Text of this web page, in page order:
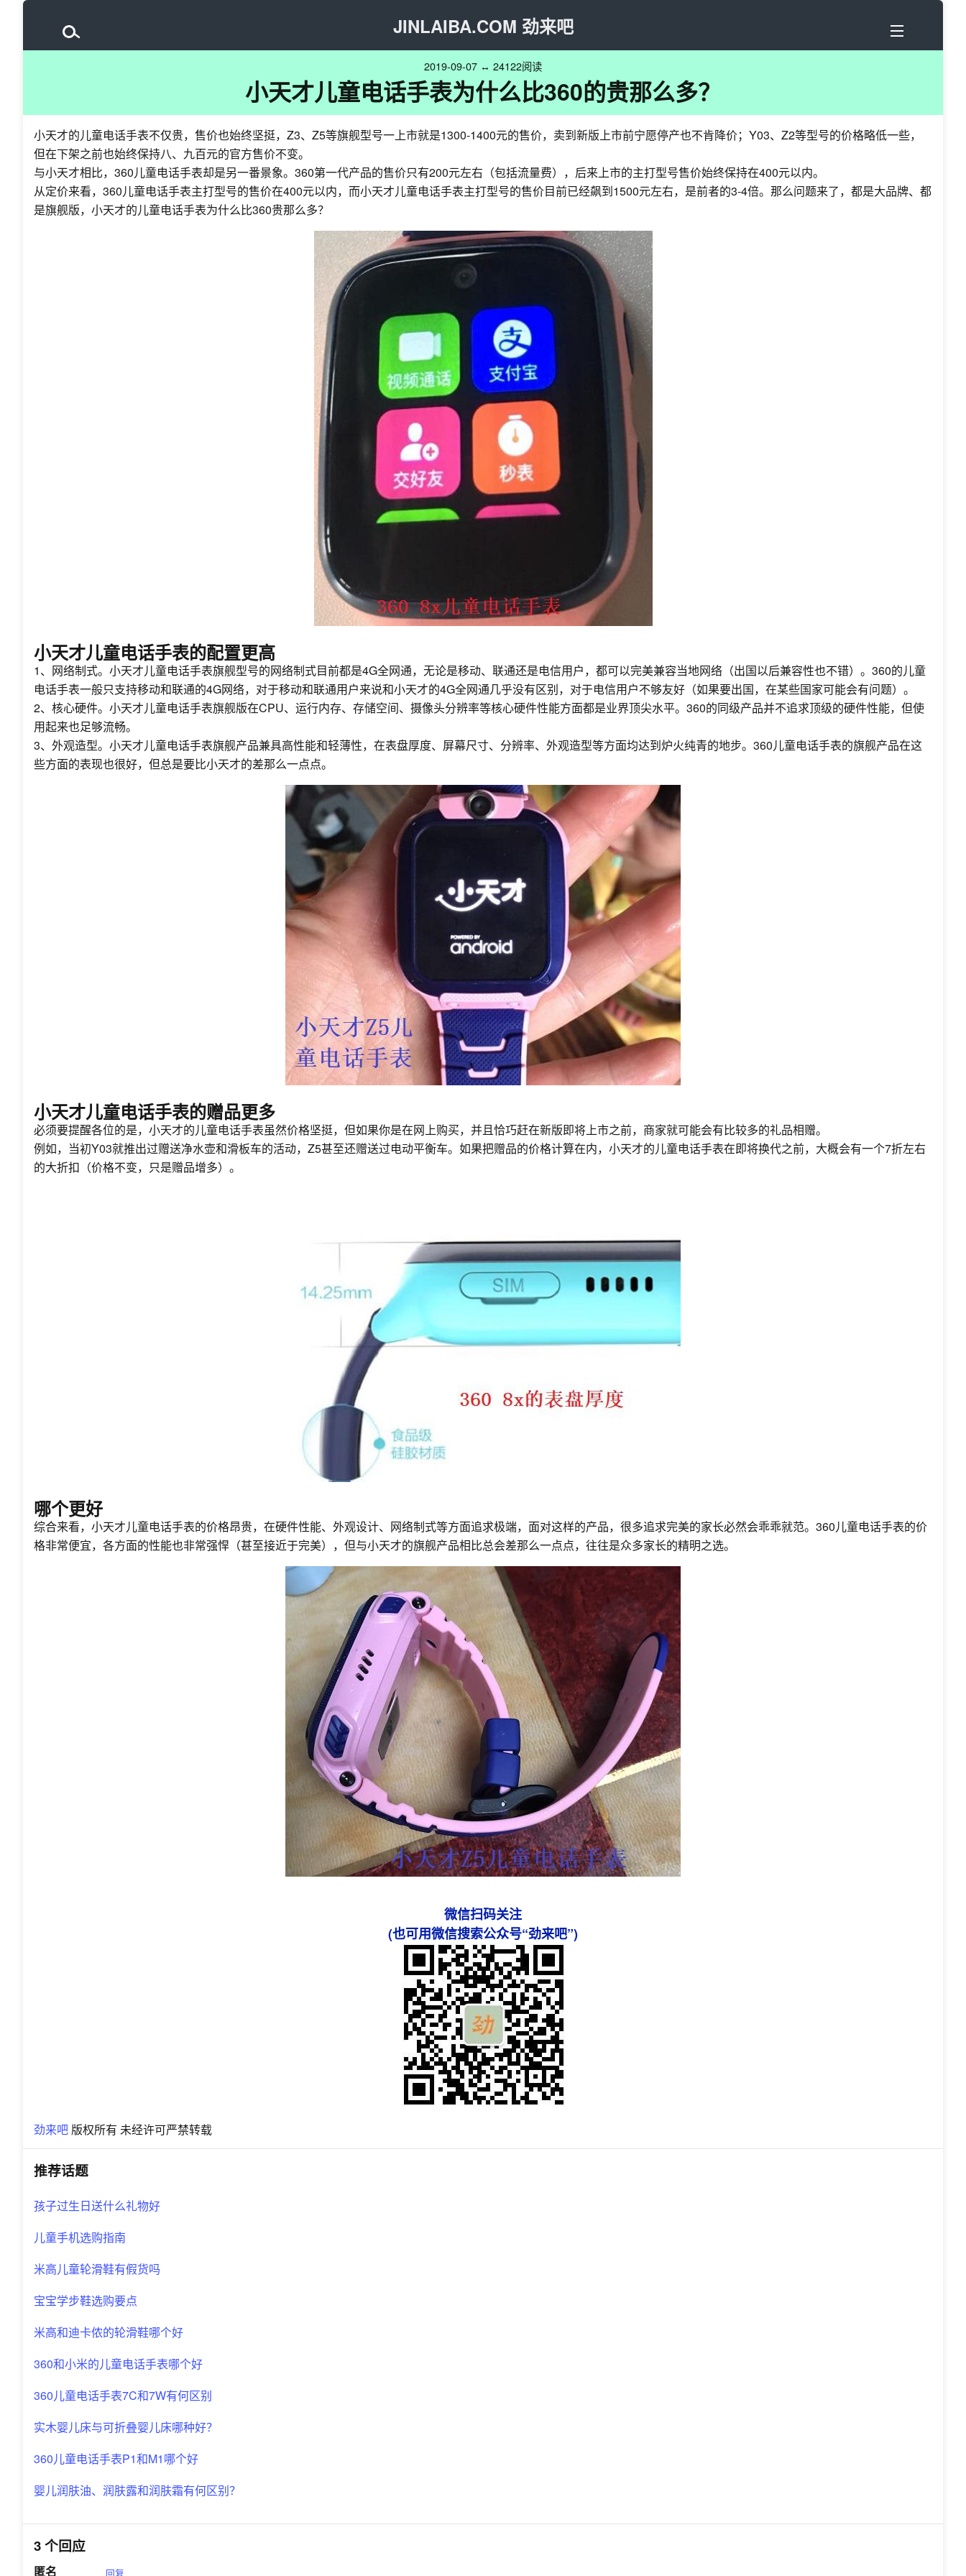
JINLAIBA.COM 劲来吧
2019-09-07 ↔ 24122阅读
小天才儿童电话手表为什么比360的贵那么多？
小天才的儿童电话手表不仅贵，售价也始终坚挺，Z3、Z5等旗舰型号一上市就是1300-1400元的售价，卖到新版上市前宁愿停产也不肯降价；Y03、Z2等型号的价格略低一些，
但在下架之前也始终保持八、九百元的官方售价不变。
与小天才相比，360儿童电话手表却是另一番景象。360第一代产品的售价只有200元左右（包括流量费），后来上市的主打型号售价始终保持在400元以内。
从定价来看，360儿童电话手表主打型号的售价在400元以内，而小天才儿童电话手表主打型号的售价目前已经飙到1500元左右，是前者的3-4倍。那么问题来了，都是大品牌、都
是旗舰版，小天才的儿童电话手表为什么比360贵那么多？
小天才儿童电话手表的配置更高
1、网络制式。小天才儿童电话手表旗舰型号的网络制式目前都是4G全网通，无论是移动、联通还是电信用户，都可以完美兼容当地网络（出国以后兼容性也不错）。360的儿童
电话手表一般只支持移动和联通的4G网络，对于移动和联通用户来说和小天才的4G全网通几乎没有区别，对于电信用户不够友好（如果要出国，在某些国家可能会有问题）。
2、核心硬件。小天才儿童电话手表旗舰版在CPU、运行内存、存储空间、摄像头分辨率等核心硬件性能方面都是业界顶尖水平。360的同级产品并不追求顶级的硬件性能，但使
用起来也足够流畅。
3、外观造型。小天才儿童电话手表旗舰产品兼具高性能和轻薄性，在表盘厚度、屏幕尺寸、分辨率、外观造型等方面均达到炉火纯青的地步。360儿童电话手表的旗舰产品在这
些方面的表现也很好，但总是要比小天才的差那么一点点。
小天才儿童电话手表的赠品更多
必须要提醒各位的是，小天才的儿童电话手表虽然价格坚挺，但如果你是在网上购买，并且恰巧赶在新版即将上市之前，商家就可能会有比较多的礼品相赠。
例如，当初Y03就推出过赠送净水壶和滑板车的活动，Z5甚至还赠送过电动平衡车。如果把赠品的价格计算在内，小天才的儿童电话手表在即将换代之前，大概会有一个7折左右
的大折扣（价格不变，只是赠品增多）。
哪个更好
综合来看，小天才儿童电话手表的价格昂贵，在硬件性能、外观设计、网络制式等方面追求极端，面对这样的产品，很多追求完美的家长必然会乖乖就范。360儿童电话手表的价
格非常便宜，各方面的性能也非常强悍（甚至接近于完美），但与小天才的旗舰产品相比总会差那么一点点，往往是众多家长的精明之选。
微信扫码关注
(也可用微信搜索公众号“劲来吧”)
劲来吧 版权所有 未经许可严禁转载
推荐话题
孩子过生日送什么礼物好
儿童手机选购指南
米高儿童轮滑鞋有假货吗
宝宝学步鞋选购要点
米高和迪卡侬的轮滑鞋哪个好
360和小米的儿童电话手表哪个好
360儿童电话手表7C和7W有何区别
实木婴儿床与可折叠婴儿床哪种好？
360儿童电话手表P1和M1哪个好
婴儿润肤油、润肤露和润肤霜有何区别？
3 个回应
匿名 回复